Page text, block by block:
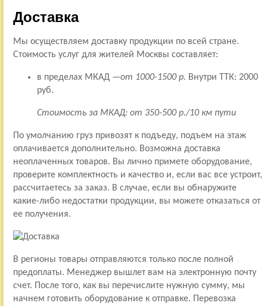
Доставка
Мы осуществляем доставку продукции по всей стране.
Стоимость услуг для жителей Москвы составляет:
в пределах МКАД —от 1000-1500 р. Внутри ТТК: 2000
руб.
Стоимость за МКАД: от 350-500 р./10 км пути
По умолчанию груз привозят к подъеду, подъем на этаж
оплачивается дополнительно. Возможна доставка
неоплаченных товаров. Вы лично примете оборудование,
проверите комплектность и качество и, если вас все устроит,
рассчитаетесь за заказ. В случае, если вы обнаружите
какие-либо недостатки продукции, вы можете отказаться от
ее получения.
В регионы товары отправляются только после полной
предоплаты. Менеджер вышлет вам на электронную почту
счет. После того, как вы перечислите нужную сумму, мы
начнем готовить оборудование к отправке. Перевозка